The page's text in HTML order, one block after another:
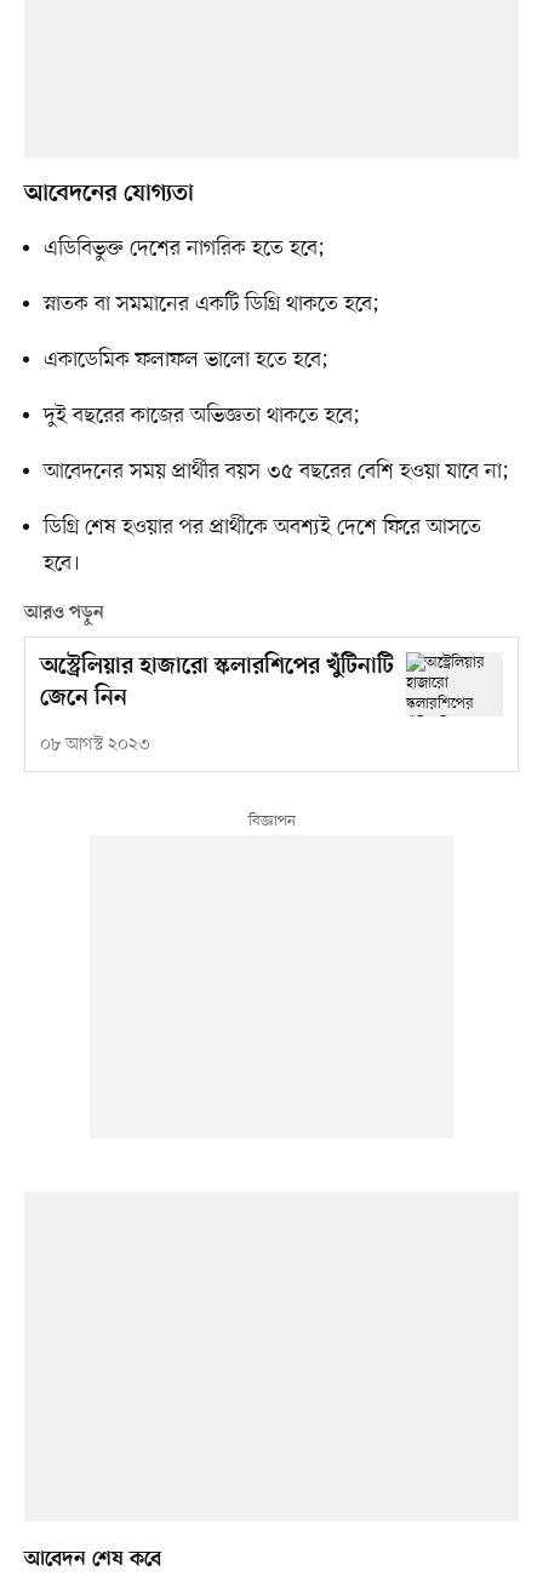
আবেদনের যোগ্যতা
এডিবিভুক্ত দেশের নাগরিক হতে হবে;
স্নাতক বা সমমানের একটি ডিগ্রি থাকতে হবে;
একাডেমিক ফলাফল ভালো হতে হবে;
দুই বছরের কাজের অভিজ্ঞতা থাকতে হবে;
আবেদনের সময় প্রার্থীর বয়স ৩৫ বছরের বেশি হওয়া যাবে না;
ডিগ্রি শেষ হওয়ার পর প্রার্থীকে অবশ্যই দেশে ফিরে আসতে
হবে।
আরও পড়ুন
অস্ট্রেলিয়ার হাজারো স্কলারশিপের খুঁটিনাটি
জেনে নিন
০৮ আগস্ট ২০২৩
আবেদন শেষ কবে